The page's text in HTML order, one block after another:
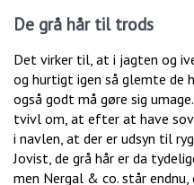
De grå hår til trods
Det virker til, at i jagten og
og hurtigt igen så glemte de
også godt må gøre sig
tvivl om, at efter at have
i navlen, at der er udsyn til
Jovist, de grå hår er da
men Nergal & co. står